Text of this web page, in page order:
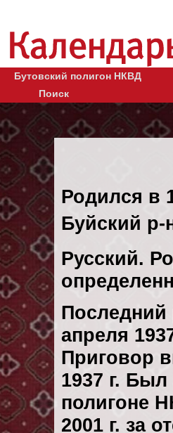
Бутовский полигон НКВД
Поиск
Родился в
Буйский
Русский.
апреля
Приговор
1937 г. Был
полигоне
2001 г. за